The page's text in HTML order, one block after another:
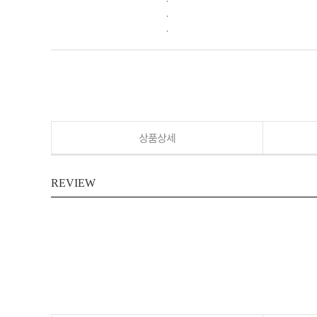
.
.
상품상세
REVIEW